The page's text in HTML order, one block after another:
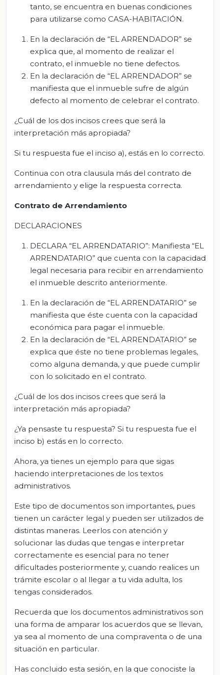
tanto, se encuentra en buenas condiciones
para utilizarse como CASA-HABITACIÓN.
En la declaración de “EL ARRENDADOR” se
explica que, al momento de realizar el
contrato, el inmueble no tiene defectos.
En la declaración de “EL ARRENDADOR” se
manifiesta que el inmueble sufre de algún
defecto al momento de celebrar el contrato.
¿Cuál de los dos incisos crees que será la
interpretación más apropiada?
Si tu respuesta fue el inciso a), estás en lo correcto.
Continua con otra clausula más del contrato de
arrendamiento y elige la respuesta correcta.
Contrato de Arrendamiento
DECLARACIONES
DECLARA “EL ARRENDATARIO”: Manifiesta “EL
ARRENDATARIO” que cuenta con la capacidad
legal necesaria para recibir en arrendamiento
el inmueble descrito anteriormente.
En la declaración de “EL ARRENDATARIO” se
manifiesta que éste cuenta con la capacidad
económica para pagar el inmueble.
En la declaración de “EL ARRENDATARIO” se
explica que éste no tiene problemas legales,
como alguna demanda, y que puede cumplir
con lo solicitado en el contrato.
¿Cuál de los dos incisos crees que será la
interpretación más apropiada?
¿Ya pensaste tu respuesta? Si tu respuesta fue el
inciso b) estás en lo correcto.
Ahora, ya tienes un ejemplo para que sigas
haciendo interpretaciones de los textos
administrativos.
Este tipo de documentos son importantes, pues
tienen un carácter legal y pueden ser utilizados de
distintas maneras. Leerlos con atención y
solucionar las dudas que tengas e interpretar
correctamente es esencial para no tener
dificultades posteriormente y, cuando realices un
trámite escolar o al llegar a tu vida adulta, los
tengas considerados.
Recuerda que los documentos administrativos son
una forma de amparar los acuerdos que se llevan,
ya sea al momento de una compraventa o de una
situación en particular.
Has concluido esta sesión, en la que conociste la